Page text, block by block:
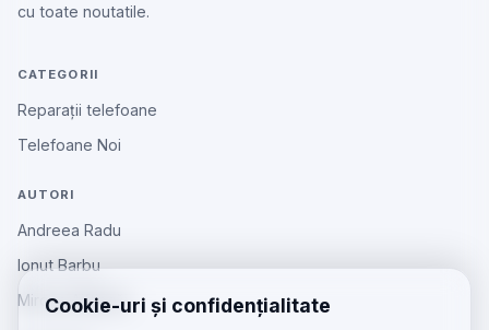
Cookie-uri și confidențialitate
cu toate noutatile.
CATEGORII
Reparații telefoane
Telefoane Noi
AUTORI
Andreea Radu
Ionut Barbu
Mircea Aiftincăi